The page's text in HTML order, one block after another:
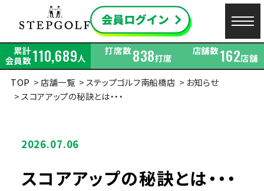
累計
会員数110,689人
打席数838打席
店舗数162店舗
TOP
店舗一覧 ステップゴルフ南船橋店
お知らせ
スコアアップの秘訣とは・・・
2026.07.06
スコアアップの秘訣とは・・・